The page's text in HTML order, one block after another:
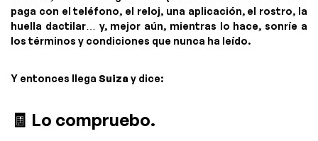
paga con el teléfono, el reloj, una aplicación, el rostro, la
huella dactilar… y, mejor aún, mientras lo hace, sonríe a
los términos y condiciones que nunca ha leído.
Y entonces llega Suiza y dice:
🧾 Lo compruebo.